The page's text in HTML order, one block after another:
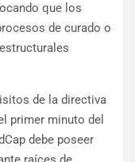
que los
de curado o
de la directiva
primer minuto del
debe poseer